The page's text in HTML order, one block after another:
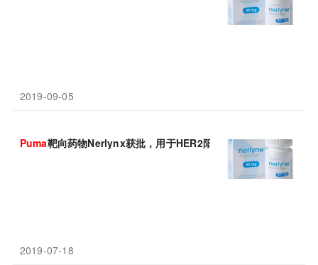
2019-09-05
Puma靶向药物Nerlynx获批，用于HER2阳性早期乳腺癌延长辅助
2019-07-18